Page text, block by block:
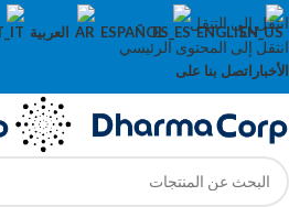
انتقل إلى التنقل
انتقل إلى المحتوى الرئيسي
ENGLISH
ESPAÑOL العربية
الأخبار اتصل بنا على